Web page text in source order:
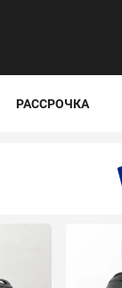
РАССРОЧКА